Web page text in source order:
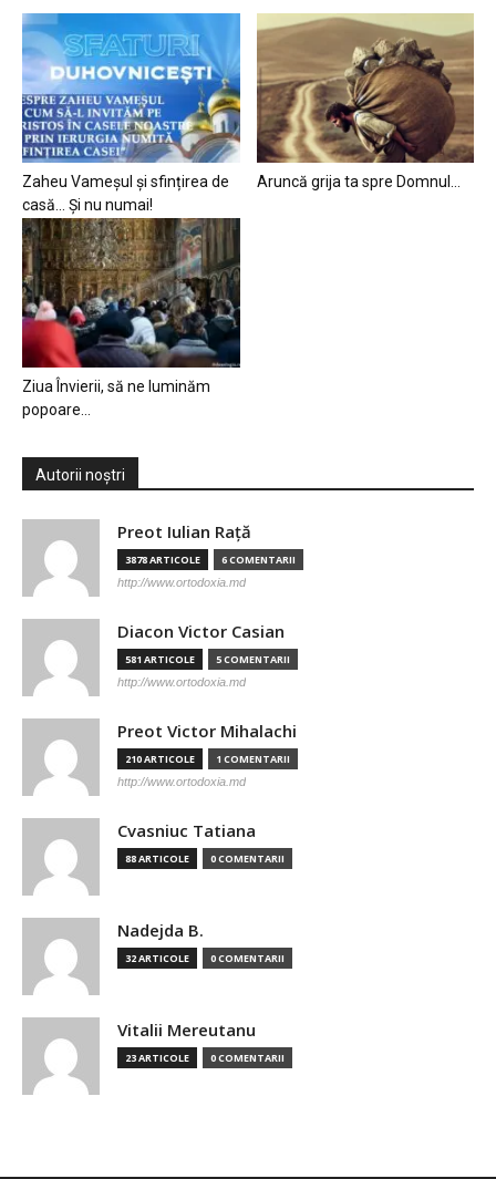
Zaheu Vameșul și sfințirea de
casă… Și nu numai!
Aruncă grija ta spre Domnul…
Ziua Învierii, să ne luminăm
popoare…
Autorii noștri
Preot Iulian Raţă
3878 ARTICOLE 6 COMENTARII
http://www.ortodoxia.md
Diacon Victor Casian
581 ARTICOLE 5 COMENTARII
http://www.ortodoxia.md
Preot Victor Mihalachi
210 ARTICOLE 1 COMENTARII
http://www.ortodoxia.md
Cvasniuc Tatiana
88 ARTICOLE 0 COMENTARII
Nadejda B.
32 ARTICOLE 0 COMENTARII
Vitalii Mereutanu
23 ARTICOLE 0 COMENTARII